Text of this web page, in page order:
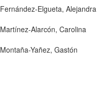
Fernández-Elgueta, Alejandra
Martínez-Alarcón, Carolina
Montaña-Yañez, Gastón